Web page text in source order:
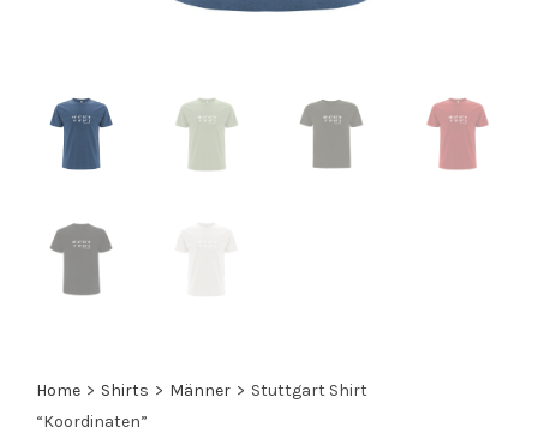
Home > Shirts > Männer > Stuttgart Shirt
“Koordinaten”